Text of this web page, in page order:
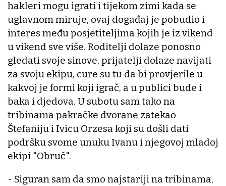
hakleri mogu igrati i tijekom zimi kada se
uglavnom miruje, ovaj događaj je pobudio i
interes među posjetiteljima kojih je iz vikend
u vikend sve više. Roditelji dolaze ponosno
gledati svoje sinove, prijatelji dolaze navijati
za svoju ekipu, cure su tu da bi provjerile u
kakvoj je formi koji igrač, a u publici bude i
baka i djedova. U subotu sam tako na
tribinama pakračke dvorane zatekao
Štefaniju i Ivicu Orzesa koji su došli dati
podršku svome unuku Ivanu i njegovoj mladoj
ekipi "Obruč".
- Siguran sam da smo najstariji na tribinama,